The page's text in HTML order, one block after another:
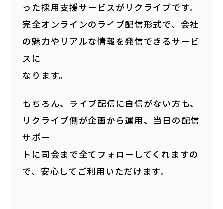
った採用支援サービスがリクライブです。
完全オンラインのライブ配信形式で、会社
の魅力やリアルな情報を発信できるサービ
スに
なります。
もちろん、ライブ配信に自信がない方も、
リクライブ側が企画から運用、当日の配信
サポー
トに司会まで全てフォローしてくれますの
で、安心してご利用いただけます。